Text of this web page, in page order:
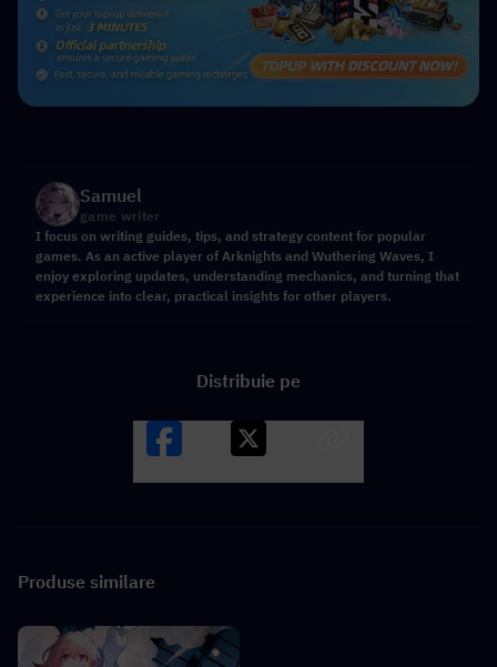
Samuel
game writer
I focus on writing guides, tips, and strategy content for popular
games. As an active player of Arknights and Wuthering Waves, I
enjoy exploring updates, understanding mechanics, and turning that
experience into clear, practical insights for other players.
Distribuie pe
Produse similare